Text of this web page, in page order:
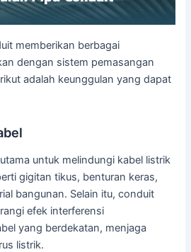
memberikan berbagai
dengan sistem pemasangan
adalah keunggulan yang dapat
untuk melindungi kabel listrik
gigitan tikus, benturan keras,
bangunan. Selain itu, conduit
efek interferensi
yang berdekatan, menjaga
listrik.